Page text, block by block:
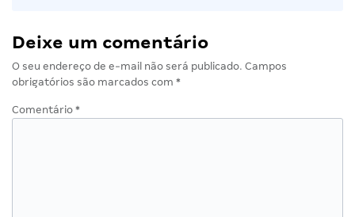
Deixe um comentário
O seu endereço de e-mail não será publicado. Campos
obrigatórios são marcados com *
Comentário *